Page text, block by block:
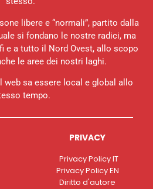
libere e “normali”, partito dalla
si fondano le nostre radici, ma
e a tutto il Nord Ovest, allo scopo
le aree dei nostri laghi.
web sa essere local e global allo
tempo.
PRIVACY
Privacy Policy IT
Privacy Policy EN
Diritto d'autore